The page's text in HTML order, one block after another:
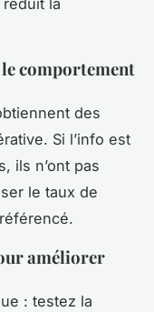
la
comportement
des
Si l’info est
ils n’ont pas
le taux de
améliorer
: testez la